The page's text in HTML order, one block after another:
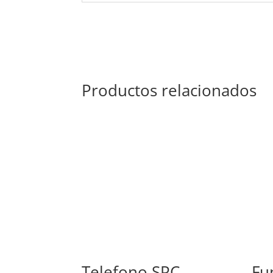
Productos relacionados